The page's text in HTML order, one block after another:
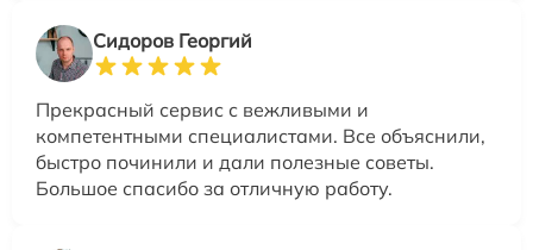
Сидоров Георгий
Прекрасный сервис с вежливыми и
компетентными специалистами. Все объяснили,
быстро починили и дали полезные советы.
Большое спасибо за отличную работу.